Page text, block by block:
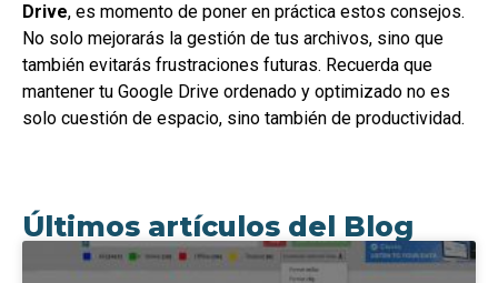
Drive, es momento de poner en práctica estos consejos.
No solo mejorarás la gestión de tus archivos, sino que
también evitarás frustraciones futuras. Recuerda que
mantener tu Google Drive ordenado y optimizado no es
solo cuestión de espacio, sino también de productividad.
Últimos artículos del Blog